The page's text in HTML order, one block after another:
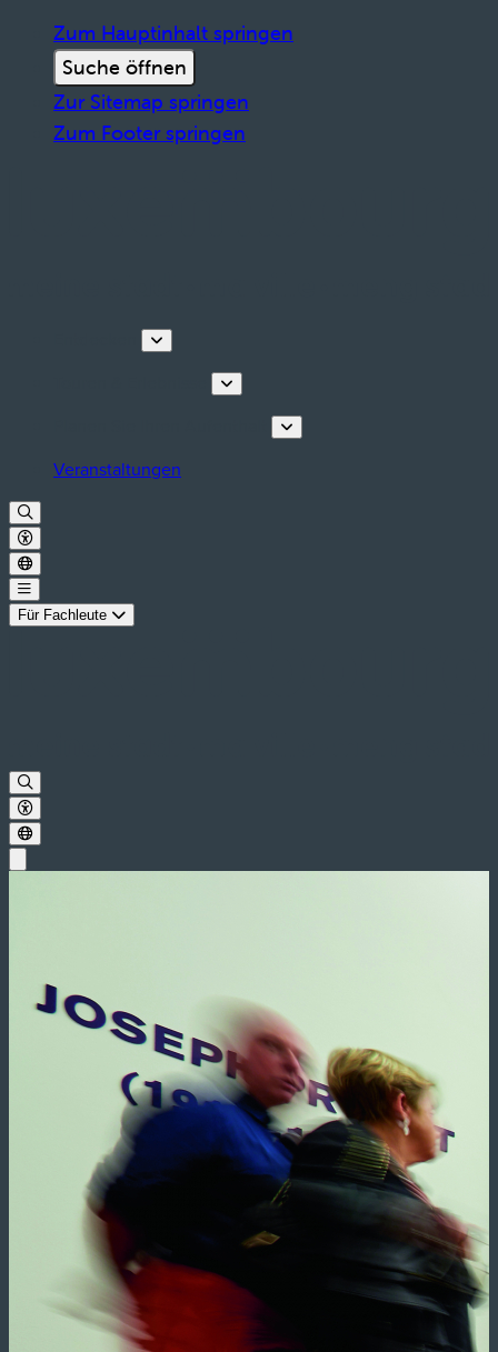
Zum Hauptinhalt springen
Suche öffnen
Zur Sitemap springen
Zum Footer springen
Veranstaltungen
Für Fachleute